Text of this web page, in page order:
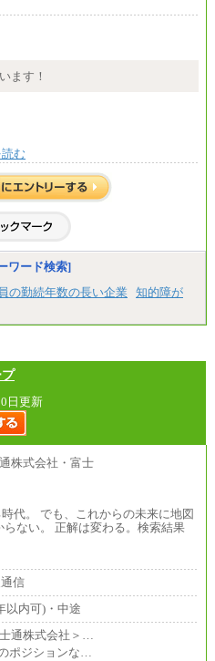
ます！
む
ワード検索]
の勤続年数の長い企業
知的障が
日更新
代。 でも、これからの未来に地図
ない。 正解は変わる。検索結果
信
以内可)・中途
通株式会社＞…
ポジションな…